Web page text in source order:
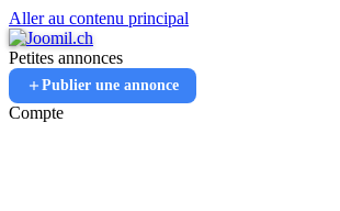
Aller au contenu principal
Petites annonces
Publier une annonce
Compte